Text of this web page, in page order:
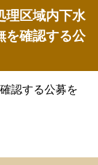
理区域内下水
を確認する公
認する公募を